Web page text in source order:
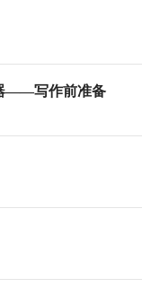
——写作前准备